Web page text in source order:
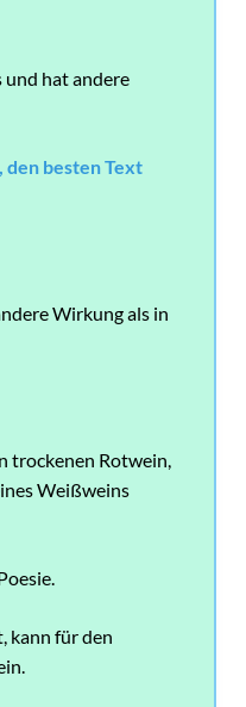
und hat andere
den besten Text
Wirkung als in
trockenen Rotwein,
Weißweins
kann für den